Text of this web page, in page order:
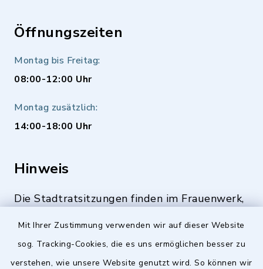
Mit Ihrer Zustimmung verwenden wir auf dieser Website
sog. Tracking-Cookies, die es uns ermöglichen besser zu
verstehen, wie unsere Website genutzt wird. So können wir
Öffnungszeiten
Montag bis Freitag:
08:00-12:00 Uhr
Montag zusätzlich:
14:00-18:00 Uhr
Hinweis
Die Stadtratsitzungen finden im Frauenwerk,